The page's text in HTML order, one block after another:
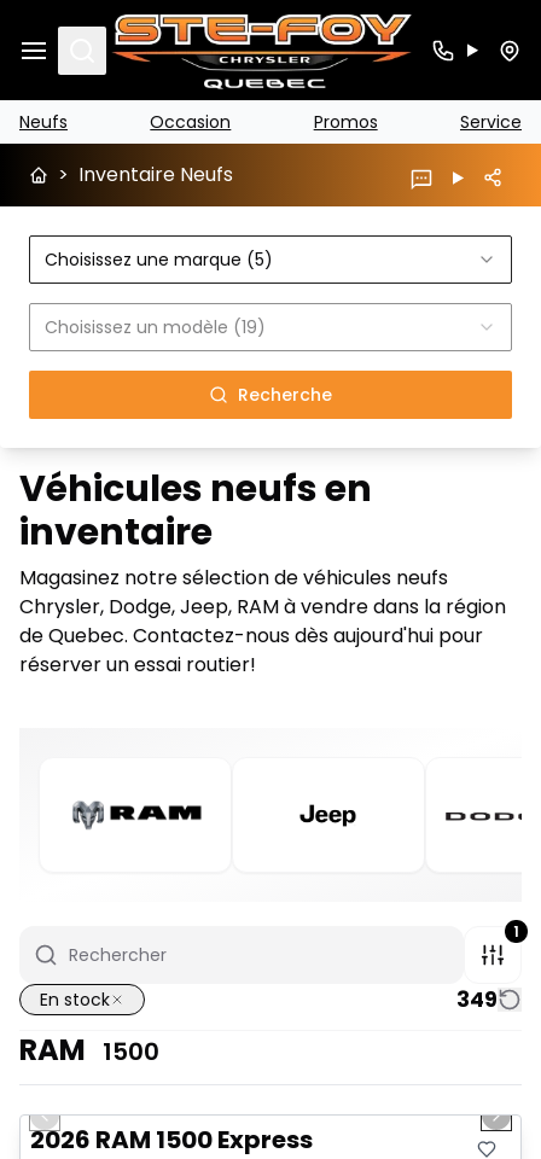
Search
Neufs Occasion Promos Service
> Inventaire Neufs
Choisissez une marque (5)
Choisissez un modèle (19)
Recherche
Véhicules neufs en
inventaire
Magasinez notre sélection de véhicules neufs
Chrysler, Dodge, Jeep, RAM à vendre dans la région
de Quebec. Contactez-nous dès aujourd'hui pour
réserver un essai routier!
1
En stock 349
RAM 1500
1/7
En stock
Previous slide Next
2026 RAM 1500 Express